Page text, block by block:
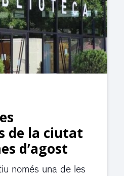
de la ciutat
d’agost
només una de les